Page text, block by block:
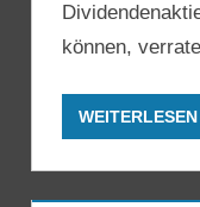
können,
WEITERLESEN